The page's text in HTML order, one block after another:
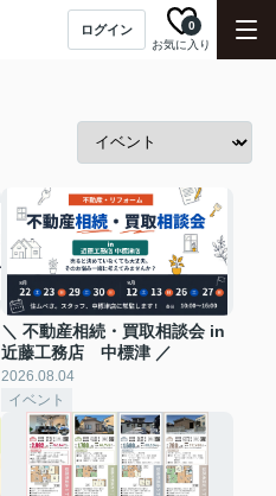
ログイン
お気に入り
0
＼ 不動産相続・買取相談会 in
近藤工務店 中標津 ／
2026.08.04
イベント